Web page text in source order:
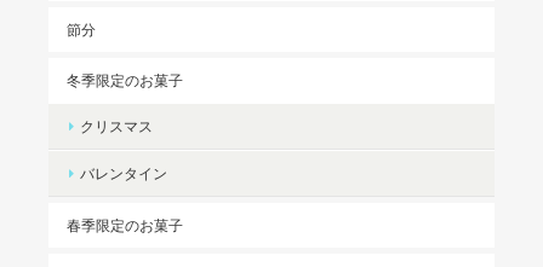
節分
冬季限定のお菓子
クリスマス
バレンタイン
春季限定のお菓子